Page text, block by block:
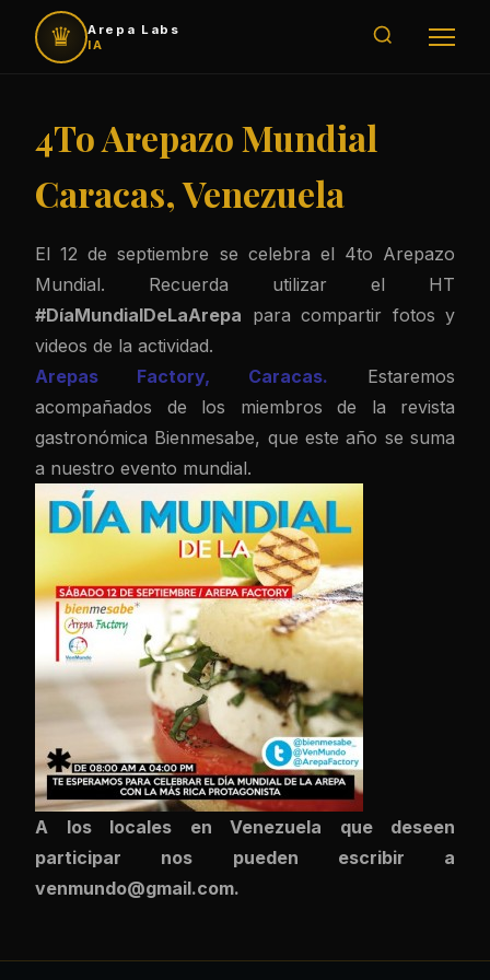
♛
Arepa Labs
IA
4To Arepazo Mundial
Caracas, Venezuela
El 12 de septiembre se celebra el 4to Arepazo
Mundial. Recuerda utilizar el HT
#DíaMundialDeLaArepa para compartir fotos y
videos de la actividad.
Arepas Factory, Caracas. Estaremos
acompañados de los miembros de la revista
gastronómica Bienmesabe, que este año se suma
a nuestro evento mundial.
A los locales en Venezuela que deseen
participar nos pueden escribir a
venmundo@gmail.com.